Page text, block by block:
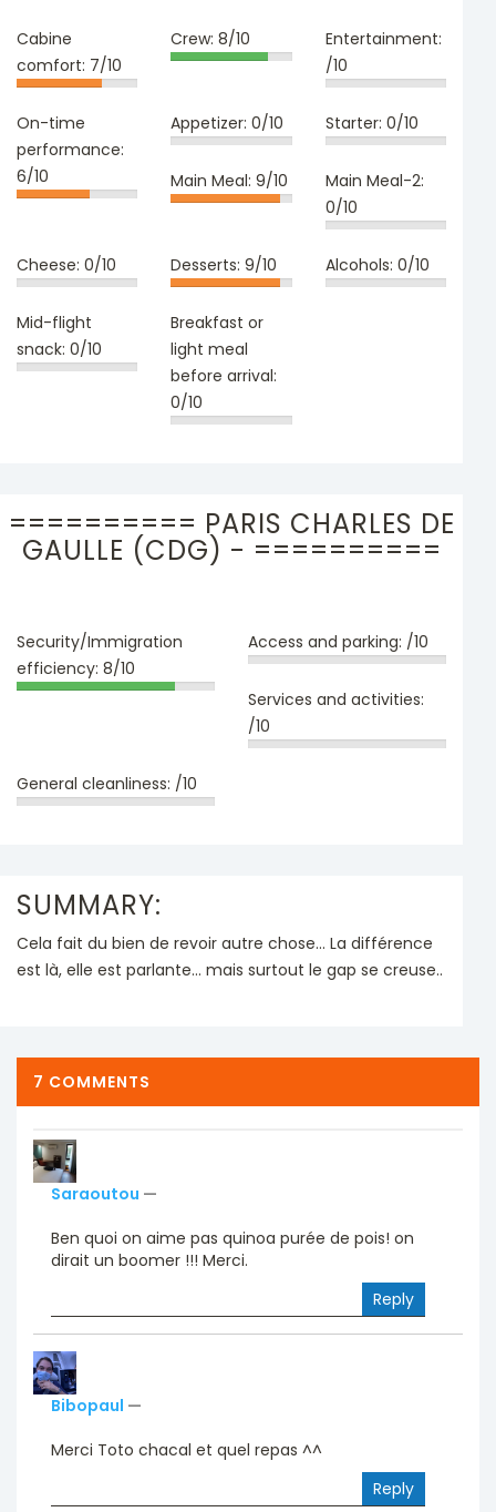
Cabine
comfort: 7/10
Crew:8/10
Entertainment:
/10
On-time
performance:
6/10
Appetizer:0/10 Starter: 0/10
Main Meal:9/10
Main Meal-2:
0/10
Cheese: 0/10 Desserts:9/10 Alcohols: 0/10
Mid-flight
snack: 0/10
Breakfast or
light meal
before arrival:
0/10
========== PARIS CHARLES DE
GAULLE (CDG) - ==========
Security/Immigration
efficiency: 8/10
Access and parking: /10
Services and activities:
/10
General cleanliness: /10
SUMMARY:
Cela fait du bien de revoir autre chose... La différence
est là, elle est parlante... mais surtout le gap se creuse..
7 COMMENTS
Saraoutou —
Ben quoi on aime pas quinoa purée de pois! on
dirait un boomer !!! Merci.
Reply
Bibopaul —
Merci Toto chacal et quel repas ^^
Reply